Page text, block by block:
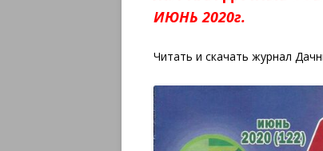
ИЮНЬ 2020г.
Читать и скачать журнал